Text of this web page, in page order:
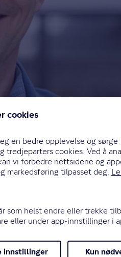
en låsemekanisme,
–for å unngå at